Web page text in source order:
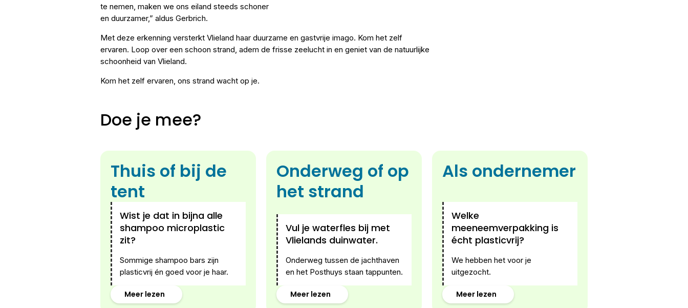
te nemen, maken we ons eiland steeds schoner
en duurzamer,” aldus Gerbrich.
Met deze erkenning versterkt Vlieland haar duurzame en gastvrije imago. Kom het zelf
ervaren. Loop over een schoon strand, adem de frisse zeelucht in en geniet van de natuurlijke
schoonheid van Vlieland.
Kom het zelf ervaren, ons strand wacht op je.
Doe je mee?
Thuis of bij de
tent
Wist je dat in bijna alle
shampoo microplastic
zit?
Sommige shampoo bars zijn
plasticvrij én goed voor je haar.
Meer lezen
Onderweg of op
het strand
Vul je waterfles bij met
Vlielands duinwater.
Onderweg tussen de jachthaven
en het Posthuys staan tappunten.
Meer lezen
Als ondernemer
Welke
meeneemverpakking is
écht plasticvrij?
We hebben het voor je
uitgezocht.
Meer lezen